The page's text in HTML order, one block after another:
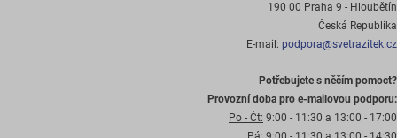
190 00 Praha 9 - Hloubětín
Česká Republika
E-mail: podpora@svetrazitek.cz
Potřebujete s něčím pomoct?
Provozní doba pro e-mailovou podporu:
Po - Čt: 9:00 - 11:30 a 13:00 - 17:00